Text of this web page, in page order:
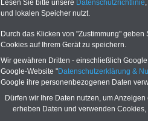
hier
Ratgeber für 7,50 Euro
Lesen Sie bitte unsere Datenschutzrichtlinie
und lokalen Speicher nutzt.
Durch das Klicken von "Zustimmung"
Cookies auf Ihrem Gerät zu speichern.
Wir gewähren Dritten - einschließlich
Google-Website "Datenschutzerklärung &
Google ihre personenbezogenen Daten
Dürfen wir Ihre Daten nutzen, um
erheben Daten und verwenden